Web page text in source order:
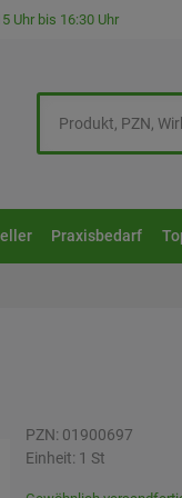
Uhr bis 16:30 Uhr
Praxisbedarf
PZN: 01900697
Einheit: 1 St